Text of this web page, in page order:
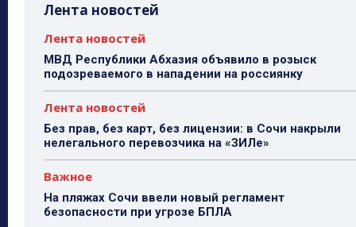
Лента новостей
Лента новостей
МВД Республики Абхазия объявило в розыск
подозреваемого в нападении на россиянку
Лента новостей
Без прав, без карт, без лицензии: в Сочи накрыли
нелегального перевозчика на «ЗИЛе»
Важное
На пляжах Сочи ввели новый регламент
безопасности при угрозе БПЛА